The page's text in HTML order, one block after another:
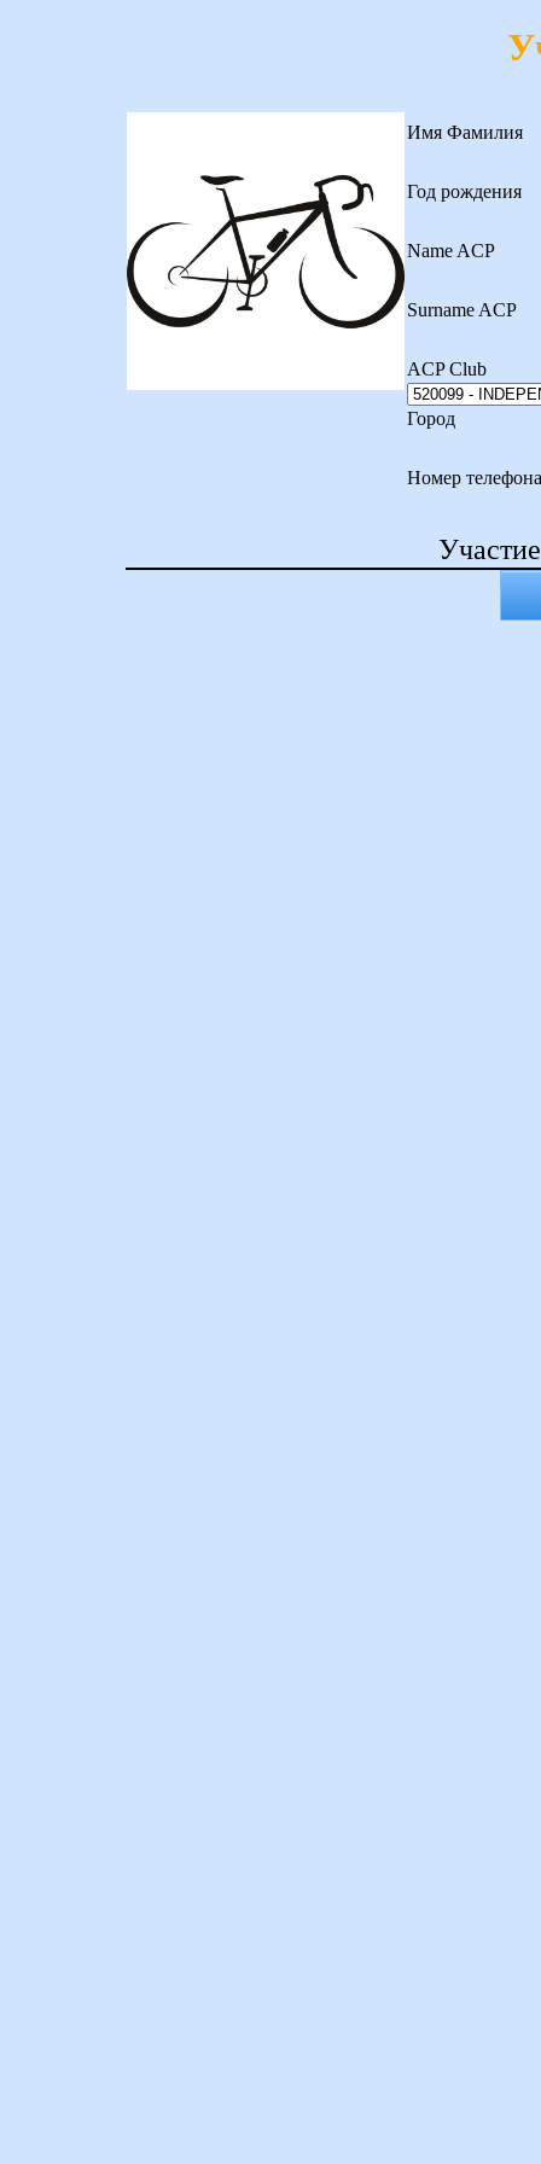
Имя Фамилия
Год рождения
Name ACP
Surname ACP
ACP Club
Город
Номер телефона